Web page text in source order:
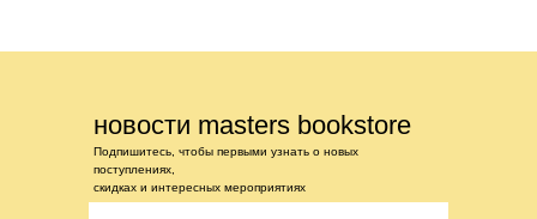
новости masters bookstore
Подпишитесь, чтобы первыми узнать о новых
поступлениях,
скидках и интересных мероприятиях